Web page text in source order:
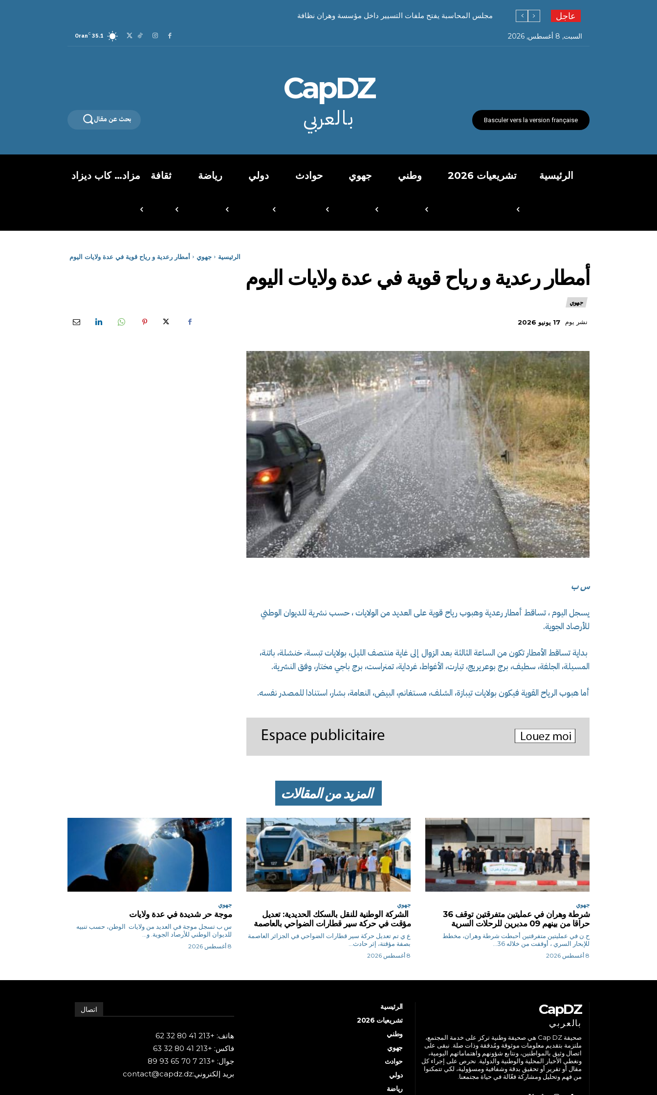
عاجل مجلس المحاسبة يفتح ملفات التسيير داخل مؤسسة وهران نظافة
السبت, 8 أغسطس, 2026 35.1
C
Oran
Basculer vers la version française
CapDZ
بالعربي بحث عن مقال
الرئيسية تشريعيات 2026 وطني جهوي حوادث دولي رياضة ثقافة مزاد… كاب ديزاد
الرئيسية جهوي أمطار رعدية و رياح قوية في عدة ولايات اليوم
أمطار رعدية و رياح قوية في عدة ولايات اليوم
جهوي
نشر يوم 17 يونيو 2026
س ب
يسجل اليوم ، تساقط أمطار رعدية وهبوب رياح قوية على العديد من الولايات ، حسب نشرية للديوان الوطني
للأرصاد الجوية.
بداية تساقط الأمطار تكون من الساعة الثالثة بعد الزوال إلى غاية منتصف الليل، بولايات تبسة، خنشلة، باتنة،
المسيلة، الجلفة، سطيف، برج بوعريريج، تيارت، الأغواط، غرداية، تمنراست، برج باجي مختار، وفق النشرية.
أما هبوب الرياح القوية فيكون بولايات تيبازة، الشلف، مستغانم، البيض، النعامة، بشار، استنادا للمصدر نفسه.
المزيد من المقالات
جهوي
شرطة وهران في عمليتين متفرقتين توقف 36
حراقا من بينهم 09 مدبرين للرحلات السرية
ح.ن في عمليتين متفرقتين أحبطت شرطة وهران، مخطط
للإبحار السري ، أوقفت من خلاله 36...
8 أغسطس 2026
جهوي
الشركة الوطنية للنقل بالسكك الحديدية: تعديل
مؤقت في حركة سير قطارات الضواحي بالعاصمة
ع ي تم تعديل حركة سير قطارات الضواحي في الجزائر العاصمة
بصفة مؤقتة، إثر حادث...
8 أغسطس 2026
جهوي
موجة حر شديدة في عدة ولايات
س ب تسجل موجة في العديد من ولايات الوطن، حسب تنبيه
للديوان الوطني للأرصاد الجوية. و...
8 أغسطس 2026
CapDZ
بالعربي
صحيفة Cap DZ هي صحيفة وطنية تركز على خدمة المجتمع،
ملتزمة بتقديم معلومات موثوقة ومُدققة وذات صلة. نبقى على
اتصال وثيق بالمواطنين، ونتابع شؤونهم واهتماماتهم اليومية،
ونغطي الأخبار المحلية والوطنية والدولية. نحرص على إجراء كل
مقال أو تقرير أو تحقيق بدقة وشفافية ومسؤولية، لكي تتمكنوا
من فهم وتحليل ومشاركة فعّالة في حياة مجتمعنا.
الرئيسية
تشريعيات 2026
وطني
جهوي
حوادث
دولي
رياضة
اتصال
هاتف: +213 41 80 32 62
فاكس: +213 41 80 32 63
جوال: +213 7 70 65 93 89
بريد إلكتروني:contact@capdz.dz